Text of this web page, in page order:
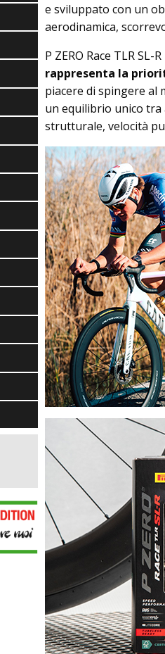
e sviluppato con un
aerodinamica,
P ZERO Race TLR SL-R
rappresenta la
piacere di spingere al
un equilibrio unico tra
strutturale, velocità